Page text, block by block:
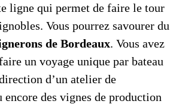
ligne qui permet de faire le tour
Vous pourrez savourer du
de Bordeaux. Vous avez
un voyage unique par bateau
d’un atelier de
encore des vignes de production